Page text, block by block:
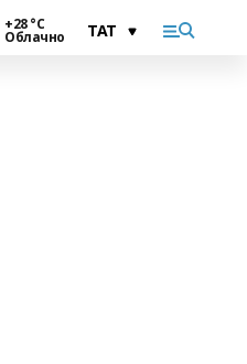
+28 °С
Облачно